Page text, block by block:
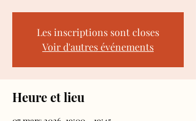
Les inscriptions sont closes
Voir d'autres événements
Heure et lieu